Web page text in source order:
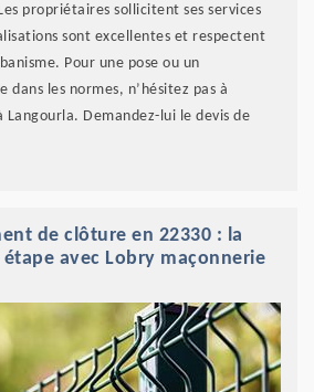
propriétaires sollicitent ses services
sont excellentes et respectent
Pour une pose ou un
dans les normes, n’hésitez pas à
Langourla. Demandez-lui le devis de
de clôture en 22330 : la
avec Lobry maçonnerie